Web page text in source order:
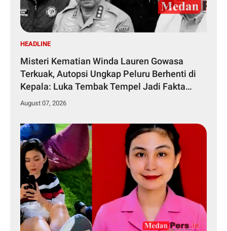
HEADLINE
Misteri Kematian Winda Lauren Gowasa
Terkuak, Autopsi Ungkap Peluru Berhenti di
Kepala: Luka Tembak Tempel Jadi Fakta
Kunci
August 07, 2026